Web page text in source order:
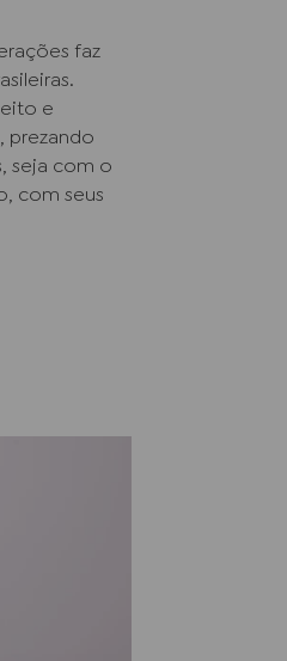
faz
e
prezando
seja com o
com seus